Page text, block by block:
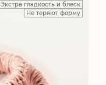
Экстра гладкость и блеск
Не теряют форму